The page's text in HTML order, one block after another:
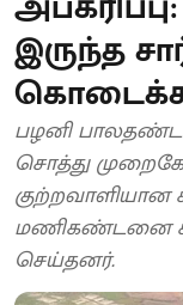
இருந்த
பழனி
சொத்து
குற்றவாளியான
மணிகண்டனை
செய்தனர்.